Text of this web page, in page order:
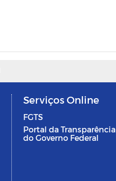
Serviços Online
FGTS
Portal da Transparência
do Governo Federal